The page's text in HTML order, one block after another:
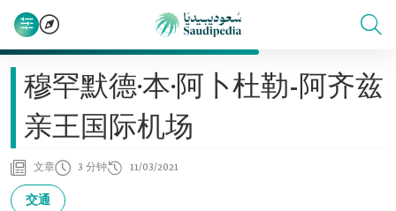
穆罕默德·本·阿卜杜勒-阿齐兹
亲王国际机场
文章 3 分钟 11/03/2021
交通